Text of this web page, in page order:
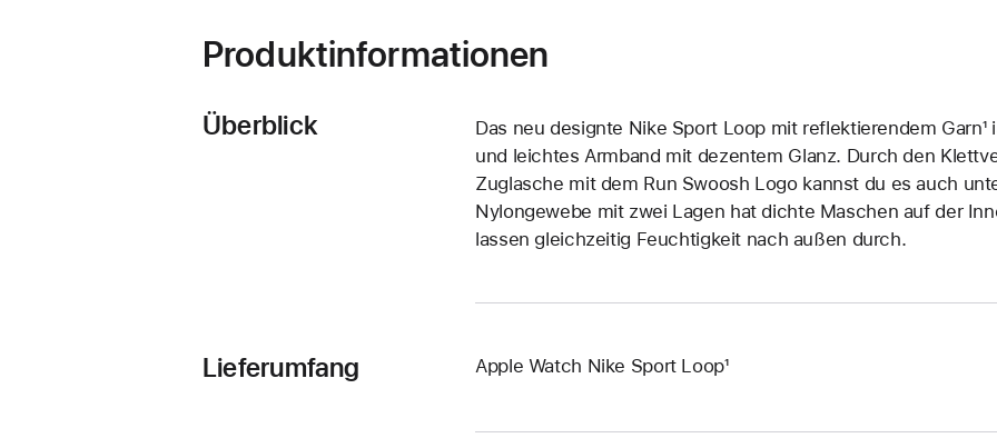
Produktinformationen
Überblick
Das neu designte Nike Sport Loop mit reflektierendem
und leichtes Armband mit dezentem Glanz. Durch den
Zuglasche mit dem Run Swoosh Logo kannst du es auch
Nylongewebe mit zwei Lagen hat dichte Maschen auf der
lassen gleichzeitig Feuchtigkeit nach außen durch.
Lieferumfang Apple Watch Nike Sport Loop¹